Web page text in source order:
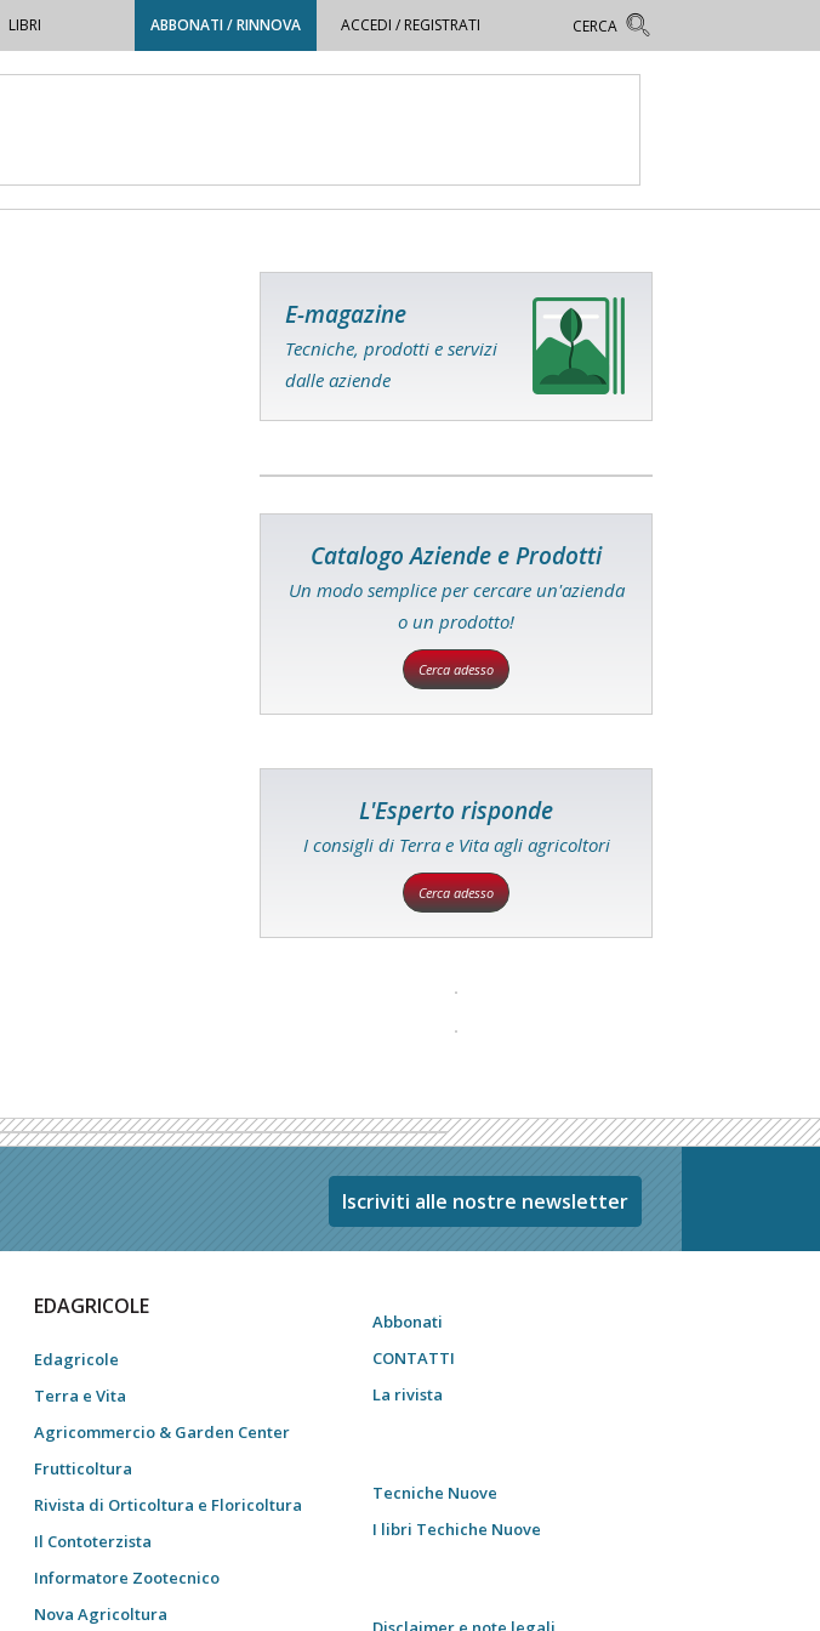
LIBRI ABBONATI / RINNOVA ACCEDI / REGISTRATI
E-magazine
Tecniche, prodotti e servizi
dalle aziende
Catalogo Aziende e Prodotti
Un modo semplice per cercare un'azienda
o un prodotto!
Cerca adesso
L'Esperto risponde
I consigli di Terra e Vita agli agricoltori
Cerca adesso
Iscriviti alle nostre newsletter
EDAGRICOLE
Edagricole
Terra e Vita
Agricommercio & Garden Center
Frutticoltura
Rivista di Orticoltura e Floricoltura
Il Contoterzista
Informatore Zootecnico
Nova Agricoltura
Abbonati
CONTATTI
La rivista
Tecniche Nuove
I libri Techiche Nuove